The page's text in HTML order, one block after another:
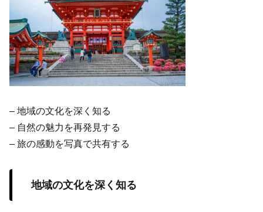
– 地域の文化を深く知る
– 自然の魅力を再発見する
– 旅の感動を写真で共有する
地域の文化を深く知る